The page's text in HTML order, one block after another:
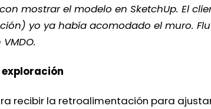
mostrar el modelo en SketchUp. El
yo ya había acomodado el muro.
recibir la retroalimentación para